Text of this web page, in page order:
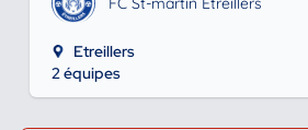
Etreillers
2 équipes